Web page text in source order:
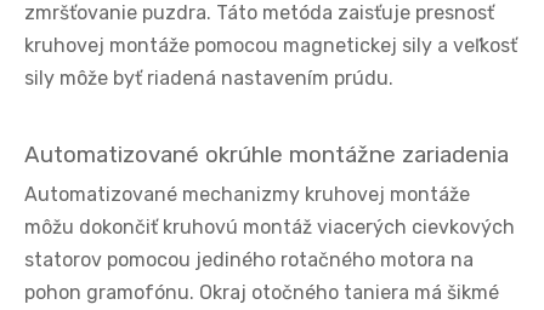
zmršťovanie puzdra. Táto metóda zaisťuje presnosť
kruhovej montáže pomocou magnetickej sily a veľkosť
sily môže byť riadená nastavením prúdu.
Automatizované okrúhle montážne zariadenia
Automatizované mechanizmy kruhovej montáže
môžu dokončiť kruhovú montáž viacerých cievkových
statorov pomocou jediného rotačného motora na
pohon gramofónu. Okraj otočného taniera má šikmé